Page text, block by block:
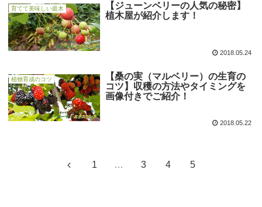
育てて美味しい庭木
【ジューンベリーの人気の秘密】
植木屋が紹介します！
2018.05.24
植物育成のコツ
【桑の実（マルベリー）の生育の
コツ】収穫の方法やタイミングを
画像付きでご紹介！
2018.05.22
1 … 3 4 5